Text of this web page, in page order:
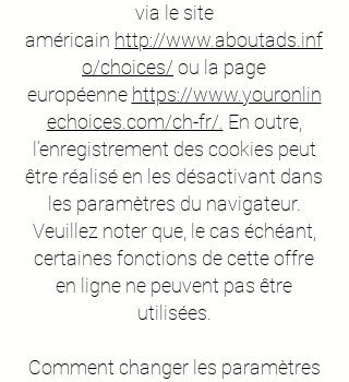
via le site
américain http://www.aboutads.inf
o/choices/ ou la page
européenne https://www.youronlin
echoices.com/ch-fr/. En outre,
l’enregistrement des cookies peut
être réalisé en les désactivant dans
les paramètres du navigateur.
Veuillez noter que, le cas échéant,
certaines fonctions de cette offre
en ligne ne peuvent pas être
utilisées.
Comment changer les paramètres